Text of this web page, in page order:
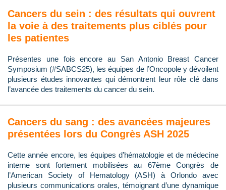
Cancers du sein : des résultats qui ouvrent
la voie à des traitements plus ciblés pour
les patientes
Présentes une fois encore au San Antonio Breast Cancer
Symposium (#SABCS25), les équipes de l’Oncopole y dévoilent
plusieurs études innovantes qui démontrent leur rôle clé dans
l’avancée des traitements du cancer du sein.
Cancers du sang : des avancées majeures
présentées lors du Congrès ASH 2025
Cette année encore, les équipes d’hématologie et de médecine
interne sont fortement mobilisées au 67ème Congrès de
l’American Society of Hematology (ASH) à Orlondo avec
plusieurs communications orales, témoignant d’une dynamique